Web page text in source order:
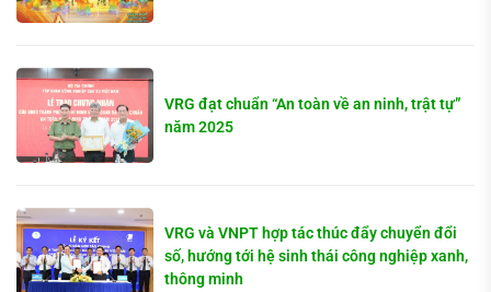
VRG đạt chuẩn “An toàn về an ninh, trật tự”
năm 2025
VRG và VNPT hợp tác thúc đẩy chuyển đổi
số, hướng tới hệ sinh thái công nghiệp xanh,
thông minh